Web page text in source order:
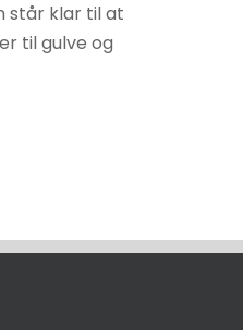
står klar til at
til gulve og